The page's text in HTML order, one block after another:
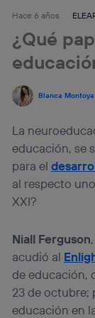
Hace 6 años
¿Qué
Blanca
La
educación, se
para el
al respecto
XXI?
Niall Ferguson
acudió al
de educación,
23 de octubre;
educación en